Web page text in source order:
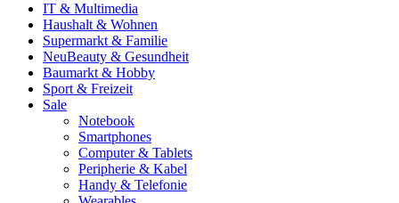
IT & Multimedia
Haushalt & Wohnen
Supermarkt & Familie
NeuBeauty & Gesundheit
Baumarkt & Hobby
Sport & Freizeit
Sale
Notebook
Smartphones
Computer & Tablets
Peripherie & Kabel
Handy & Telefonie